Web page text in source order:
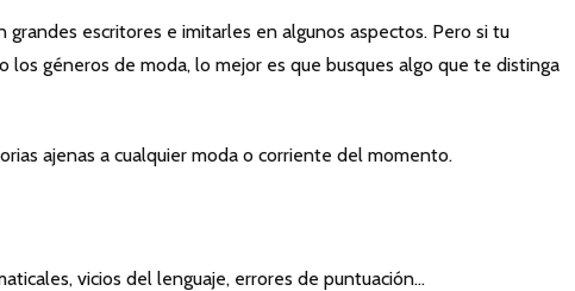
grandes escritores e imitarles en algunos aspectos. Pero si tu
los géneros de moda, lo mejor es que busques algo que te distinga
ajenas a cualquier moda o corriente del momento.
vicios del lenguaje, errores de puntuación…